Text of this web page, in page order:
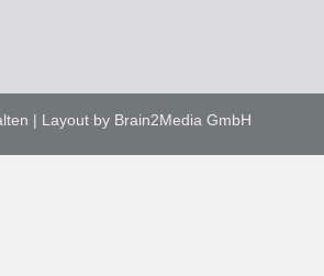
| Layout by Brain2Media GmbH